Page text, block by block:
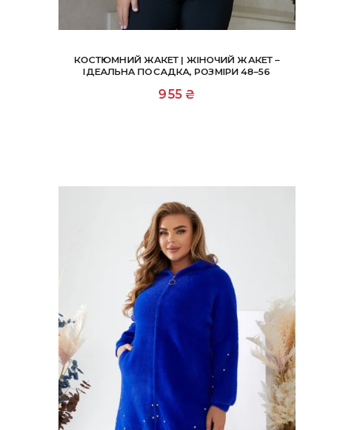
КОСТЮМНИЙ ЖАКЕТ | ЖІНОЧИЙ ЖАКЕТ –
ІДЕАЛЬНА ПОСАДКА, РОЗМІРИ 48–56
955 ₴
сторінці
товару